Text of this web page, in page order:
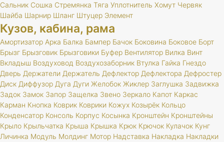
Сальник Сошка Стремянка Тяга Уплотнитель Хомут Червяк
Шайба Шарнир Шланг Штуцер Элемент
Кузов, кабина, рама
Амортизатор Арка Балка Бампер Бачок Боковина Боковое Борт
Брызг Брызговик Брызговики Буфер Вентилятор Вилка Винт
Вкладыш Воздуховод Воздухозаборник Втулка Гайка Гнездо
Дверь Держатели Держатель Дефлектор Дефлектора Дефростер
Диск Диффузор Дуга Дуги Желобок Жиклер Заглушка Задвижка
Задок Замок Запор Защелка Звено Зеркало Капот Каркас
Карман Кнопка Коврик Коврики Кожух Козырёк Кольцо
Конденсатор Консоль Корпус Косынка Кронштейн Кронштейны
Крыло Крыльчатка Крыша Крышка Крюк Крючок Кулачок Кунг
Личинка Модуль Молдинг Мотор Надставка Накладка Накладки